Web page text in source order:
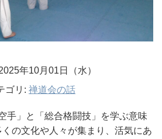
年10月01日（水）
ゴリ: 禅道会の話
手」と「総合格闘技」を学ぶ意味
の文化や人々が集まり、活気にあ